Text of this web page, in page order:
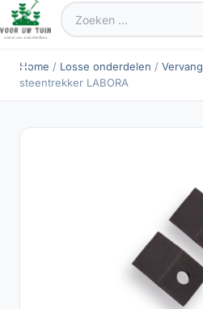
Zoeken
naar:
Home / Losse onderdelen /
steentrekker LABORA